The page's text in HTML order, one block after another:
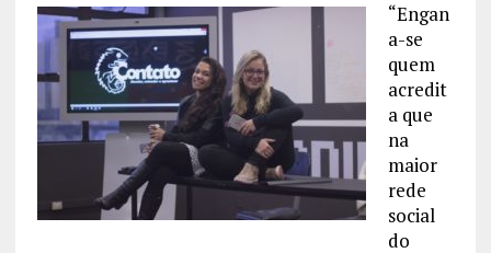
“Engan
a-se
quem
acredit
a que
na
maior
rede
social
do